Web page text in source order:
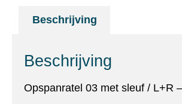
Beschrijving
Beschrijving
Opspanratel 03 met sleuf / L+R